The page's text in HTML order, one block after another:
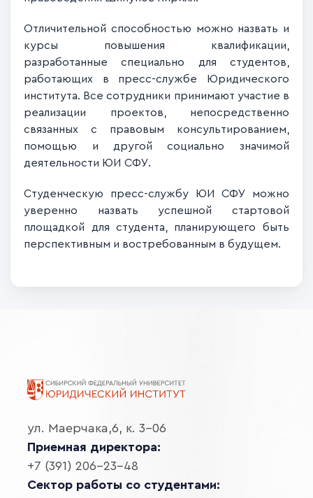
Отличительной способностью можно назвать и
курсы повышения квалификации,
разработанные специально для студентов,
работающих в пресс-службе Юридического
института. Все сотрудники принимают участие в
реализации проектов, непосредственно
связанных с правовым консультированием,
помощью и другой социально значимой
деятельности ЮИ СФУ.
Студенческую пресс-службу ЮИ СФУ можно
уверенно назвать успешной стартовой
площадкой для студента, планирующего быть
перспективным и востребованным в будущем.
ул. Маерчака,6, к. 3-06
Приемная директора:
+7 (391) 206-23-48
Сектор работы со студентами: